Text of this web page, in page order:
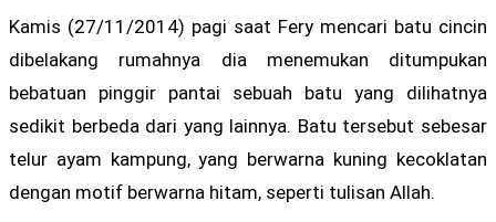
Kamis (27/11/2014) pagi saat Fery mencari batu cincin
dibelakang rumahnya dia menemukan ditumpukan
bebatuan pinggir pantai sebuah batu yang dilihatnya
sedikit berbeda dari yang lainnya. Batu tersebut sebesar
telur ayam kampung, yang berwarna kuning kecoklatan
dengan motif berwarna hitam, seperti tulisan Allah.